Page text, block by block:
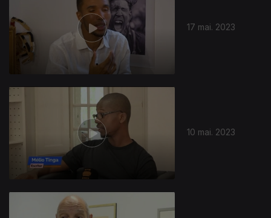
17 mai. 2023
10 mai. 2023